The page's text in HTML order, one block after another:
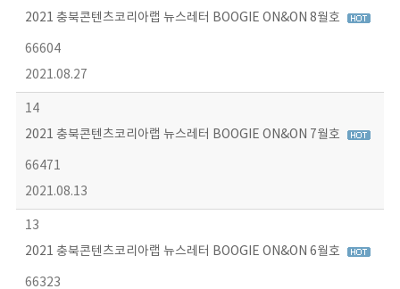
2021 충북콘텐츠코리아랩 뉴스레터 BOOGIE ON&ON 8월호
66604
2021.08.27
14
2021 충북콘텐츠코리아랩 뉴스레터 BOOGIE ON&ON 7월호
66471
2021.08.13
13
2021 충북콘텐츠코리아랩 뉴스레터 BOOGIE ON&ON 6월호
66323